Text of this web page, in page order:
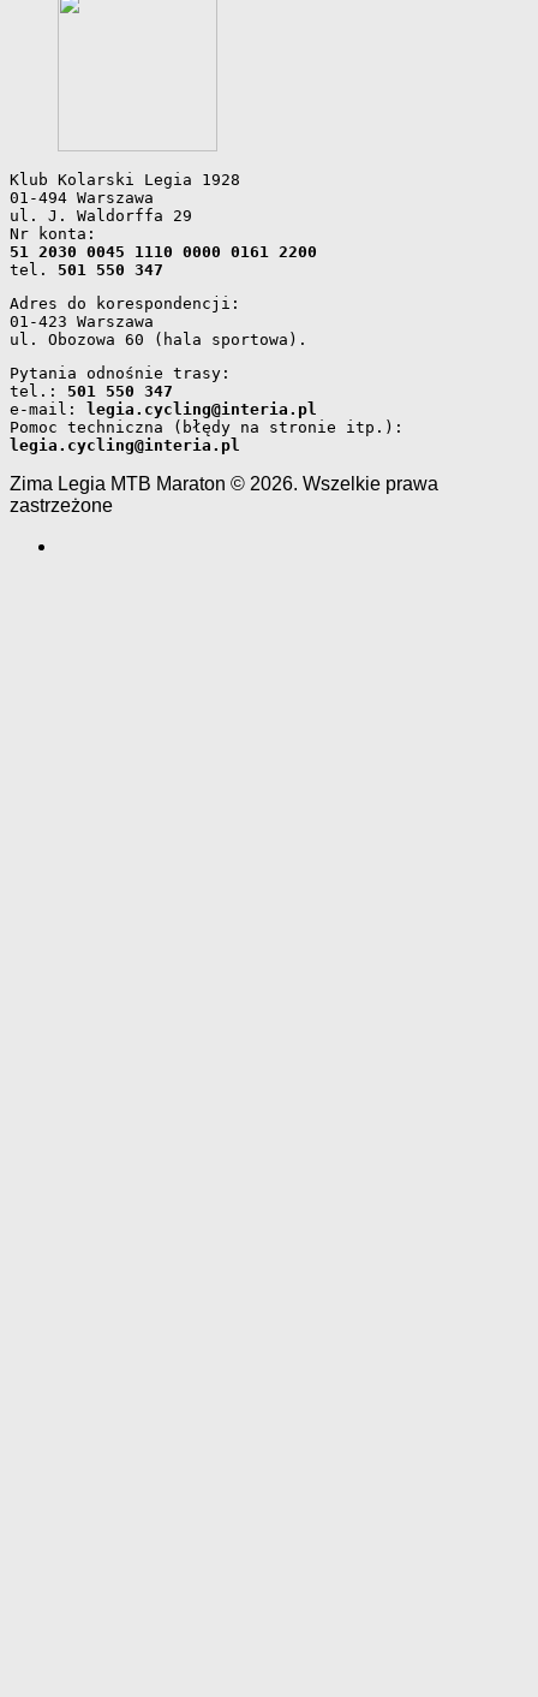
Klub Kolarski Legia 1928
01-494 Warszawa
ul. J. Waldorffa 29
Nr konta:
51 2030 0045 1110 0000 0161 2200
tel. 501 550 347
Adres do korespondencji:
01-423 Warszawa
ul. Obozowa 60 (hala sportowa).
Pytania odnośnie trasy:
tel.: 501 550 347
e-mail: legia.cycling@interia.pl
Pomoc techniczna (błędy na stronie itp.):
legia.cycling@interia.pl
Zima Legia MTB Maraton © 2026. Wszelkie prawa
zastrzeżone